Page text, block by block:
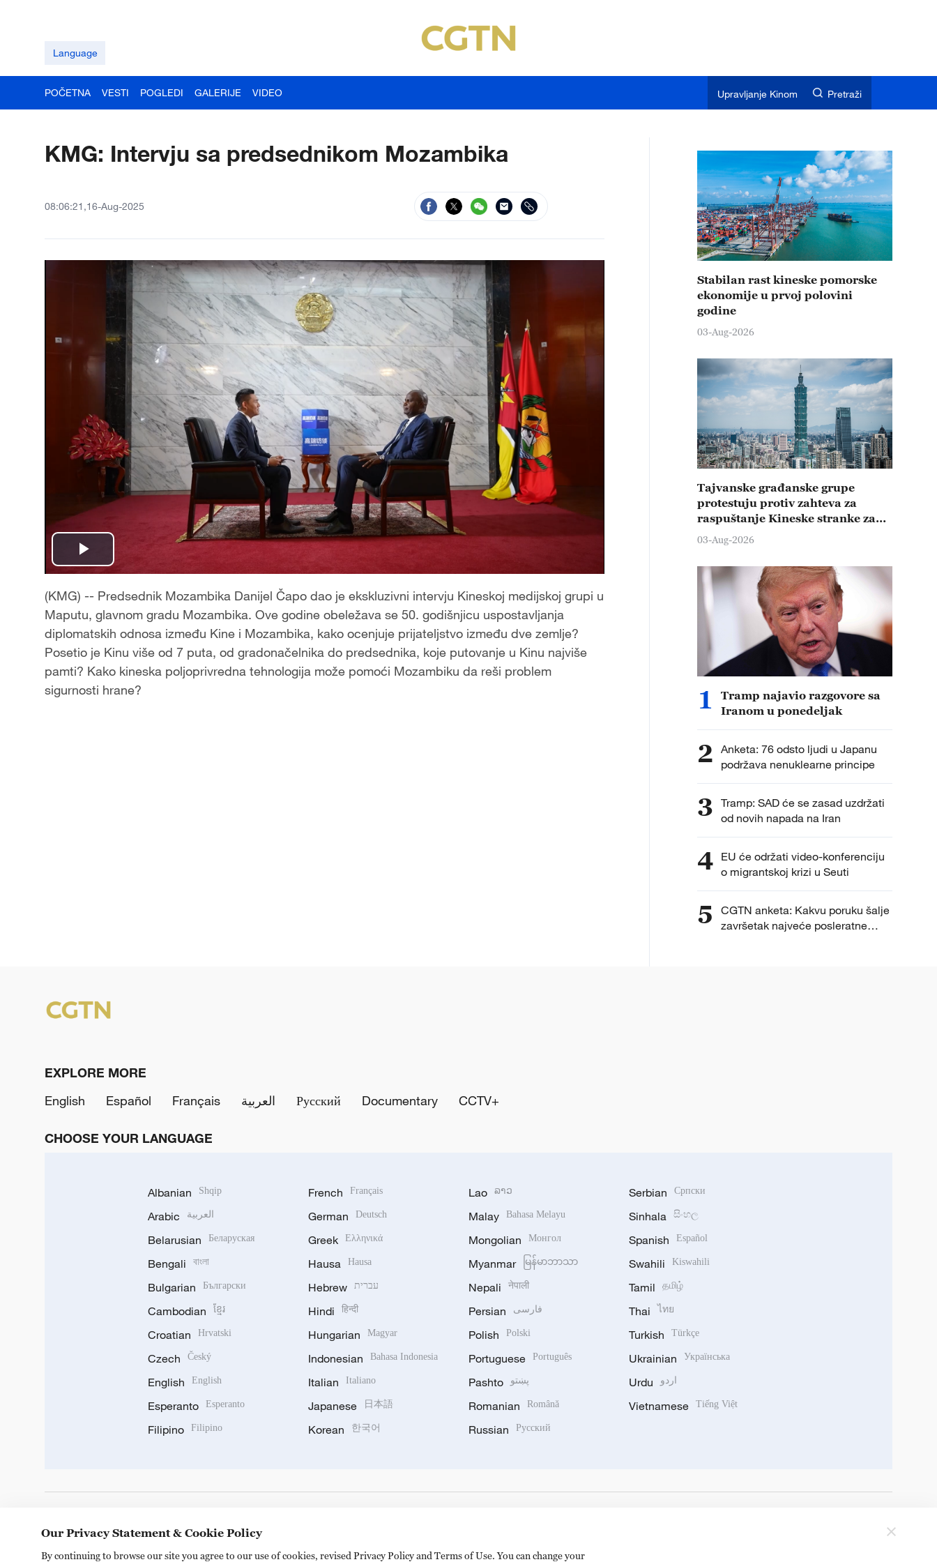
Language
POČETNA VESTI POGLEDI GALERIJE VIDEO Upravljanje Kinom Pretraži
KMG: Intervju sa predsednikom Mozambika
08:06:21,16-Aug-2025
Play
Video
(KMG) -- Predsednik Mozambika Danijel Čapo dao je ekskluzivni intervju Kineskoj medijskoj grupi u
Maputu, glavnom gradu Mozambika. Ove godine obeležava se 50. godišnjicu uspostavljanja
diplomatskih odnosa između Kine i Mozambika, kako ocenjuje prijateljstvo između dve zemlje?
Posetio je Kinu više od 7 puta, od gradonačelnika do predsednika, koje putovanje u Kinu najviše
pamti? Kako kineska poljoprivredna tehnologija može pomoći Mozambiku da reši problem
sigurnosti hrane?
Stabilan rast kineske pomorske
ekonomije u prvoj polovini
godine
03-Aug-2026
Tajvanske građanske grupe
protestuju protiv zahteva za
raspuštanje Kineske stranke za
promociju ujedinjenja
03-Aug-2026
1
Tramp najavio razgovore sa
Iranom u ponedeljak
2 Anketa: 76 odsto ljudi u Japanu
podržava nenuklearne principe
3 Tramp: SAD će se zasad uzdržati
od novih napada na Iran
4 EU će održati video-konferenciju
o migrantskoj krizi u Seuti
5
CGTN anketa: Kakvu poruku šalje
završetak najveće posleratne
EXPLORE MORE
English
Español Français العربية Русский Documentary CCTV+
CHOOSE YOUR LANGUAGE
Albanian Shqip
Arabic العربية
Belarusian Беларуская
Bengali বাংলা
Bulgarian Български
Cambodian ខ្មែរ
Croatian Hrvatski
Czech Český
English English
Esperanto Esperanto
Filipino Filipino
French Français
German Deutsch
Greek Ελληνικά
Hausa Hausa
Hebrew עברית
Hindi हिन्दी
Hungarian Magyar
Indonesian Bahasa Indonesia
Italian Italiano
Japanese 日本語
Korean 한국어
Lao ລາວ
Malay Bahasa Melayu
Mongolian Монгол
Myanmar မြန်မာဘာသာ
Nepali नेपाली
Persian فارسی
Polish Polski
Portuguese Português
Pashto پښتو
Romanian Română
Russian Русский
Serbian Српски
Sinhala සිංහල
Spanish Español
Swahili Kiswahili
Tamil தமிழ்
Thai ไทย
Turkish Türkçe
Ukrainian Українська
Urdu اردو
Vietnamese Tiếng Việt
Our Privacy Statement & Cookie Policy
By continuing to browse our site you agree to our use of cookies, revised Privacy Policy and Terms of Use. You can change your